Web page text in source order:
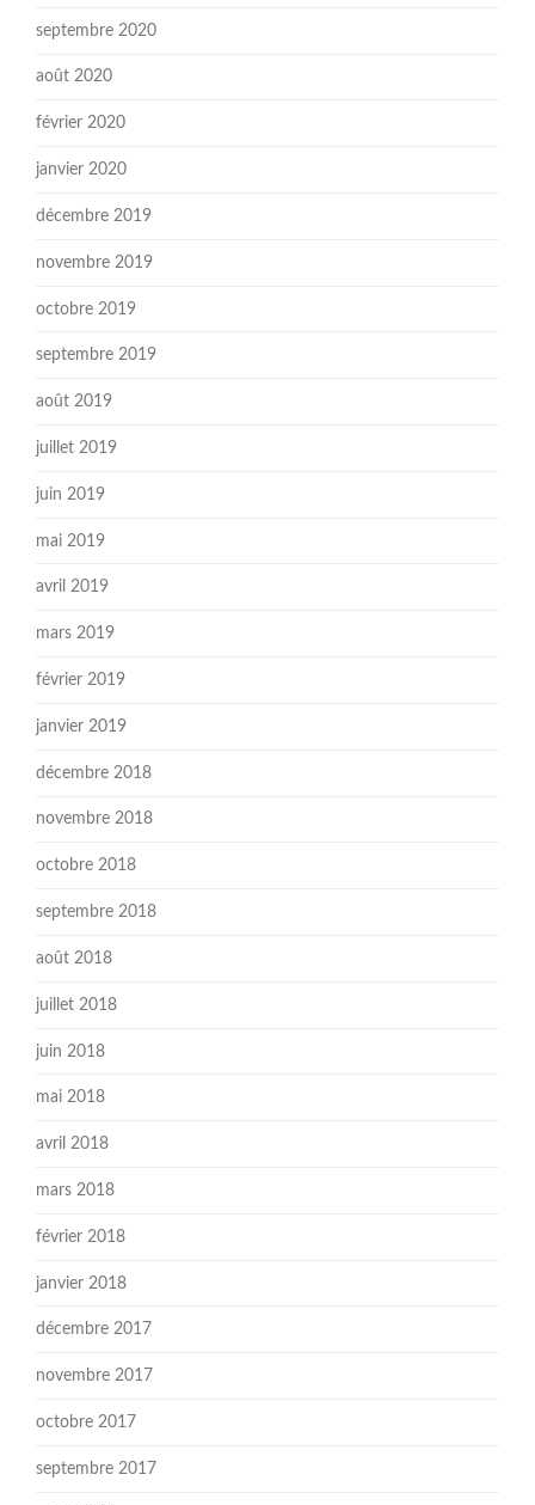
septembre 2020
août 2020
février 2020
janvier 2020
décembre 2019
novembre 2019
octobre 2019
septembre 2019
août 2019
juillet 2019
juin 2019
mai 2019
avril 2019
mars 2019
février 2019
janvier 2019
décembre 2018
novembre 2018
octobre 2018
septembre 2018
août 2018
juillet 2018
juin 2018
mai 2018
avril 2018
mars 2018
février 2018
janvier 2018
décembre 2017
novembre 2017
octobre 2017
septembre 2017